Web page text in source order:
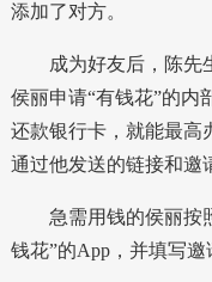
添加了对方。
成为好友后，陈先生
侯丽申请“有钱花”的内
还款银行卡，就能最高
通过他发送的链接和邀
急需用钱的侯丽按照
钱花”的App，并填写邀